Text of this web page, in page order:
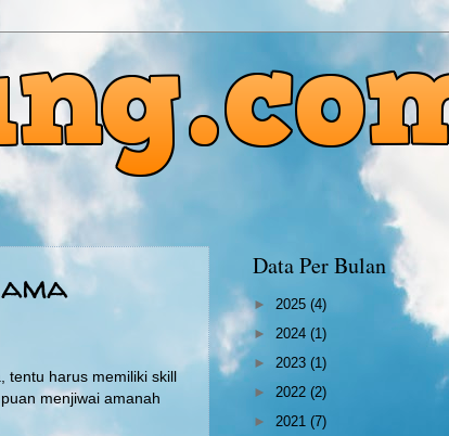
harus memiliki skill
menjiwai amanah
Data Per Bulan
► 2025 (4)
► 2024 (1)
► 2023 (1)
► 2022 (2)
► 2021 (7)